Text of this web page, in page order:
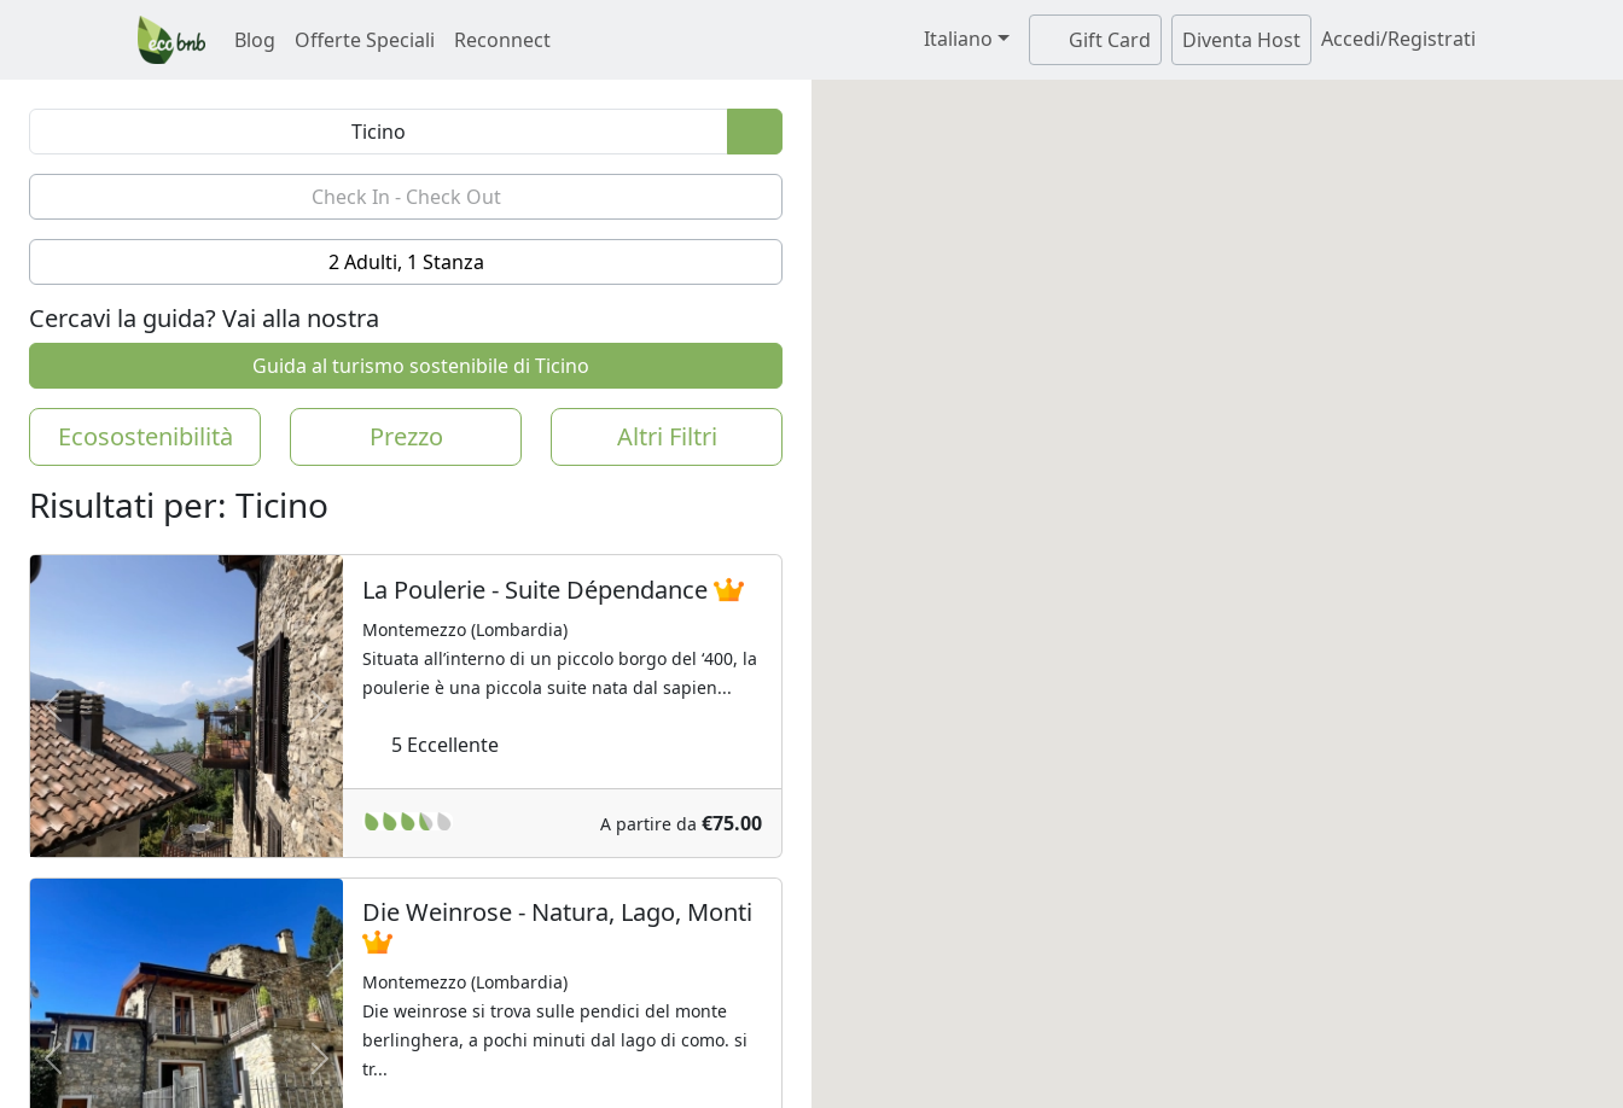
Blog Offerte Speciali Reconnect Italiano Gift Card Diventa Host Accedi/Registrati
2 Adulti, 1 Stanza
Cercavi la guida? Vai alla nostra
Guida al turismo sostenibile di Ticino
Ecosostenibilità Prezzo Altri Filtri
Risultati per: Ticino
Previous Next
La Poulerie - Suite Dépendance
Montemezzo (Lombardia)
Situata all’interno di un piccolo borgo del ‘400, la
poulerie è una piccola suite nata dal sapien...
5 Eccellente
A partire da €75.00
Previous Next
Die Weinrose - Natura, Lago, Monti
Montemezzo (Lombardia)
Die weinrose si trova sulle pendici del monte
berlinghera, a pochi minuti dal lago di como. si
tr...